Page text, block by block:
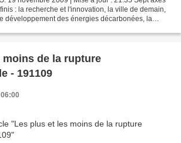
: la recherche et l'innovation, la ville de demain,
développement des énergies décarbonées, la
de la rupture
- 191109